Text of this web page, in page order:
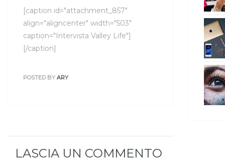
[caption id="attachment_857"
align="aligncenter" width="503"
caption="Intervista Valley Life"]
[/caption]
POSTED BY ARY
LASCIA UN COMMENTO